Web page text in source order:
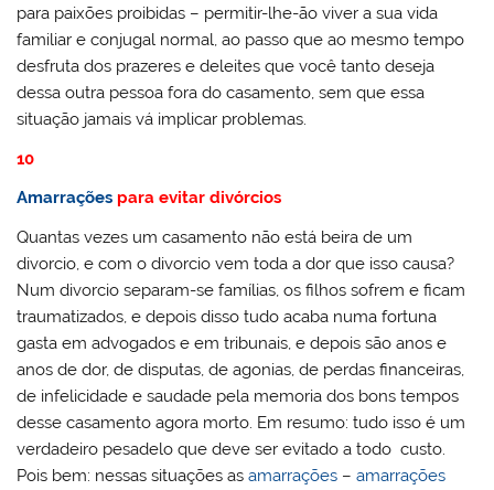
para paixões proibidas – permitir-lhe-ão viver a sua vida
familiar e conjugal normal, ao passo que ao mesmo tempo
desfruta dos prazeres e deleites que você tanto deseja
dessa outra pessoa fora do casamento, sem que essa
situação jamais vá implicar problemas.
10
Amarrações para evitar divórcios
Quantas vezes um casamento não está beira de um
divorcio, e com o divorcio vem toda a dor que isso causa?
Num divorcio separam-se famílias, os filhos sofrem e ficam
traumatizados, e depois disso tudo acaba numa fortuna
gasta em advogados e em tribunais, e depois são anos e
anos de dor, de disputas, de agonias, de perdas financeiras,
de infelicidade e saudade pela memoria dos bons tempos
desse casamento agora morto. Em resumo: tudo isso é um
verdadeiro pesadelo que deve ser evitado a todo custo.
Pois bem: nessas situações asamarrações –amarrações